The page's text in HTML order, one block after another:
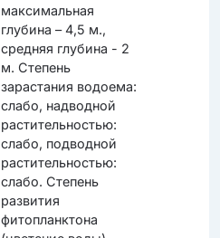
максимальная
глубина – 4,5 м.,
средняя глубина - 2
м. Степень
зарастания водоема:
слабо, надводной
растительностью:
слабо, подводной
растительностью:
слабо. Степень
развития
фитопланктона